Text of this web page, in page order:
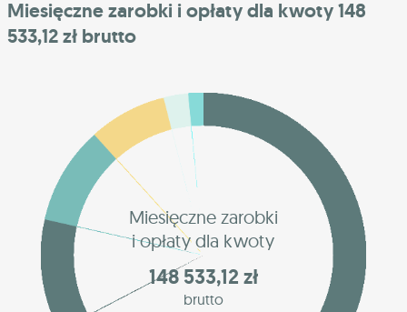
Miesięczne zarobki i opłaty dla kwoty 148
533,12 zł brutto
Miesięczne zarobki
i opłaty dla kwoty
148 533,12 zł
brutto